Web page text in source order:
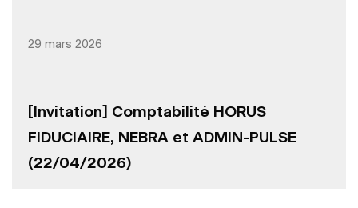
[Invitation] Comptabilité HORUS
FIDUCIAIRE, NEBRA et ADMIN-PULSE
(22/04/2026)
29 mars 2026